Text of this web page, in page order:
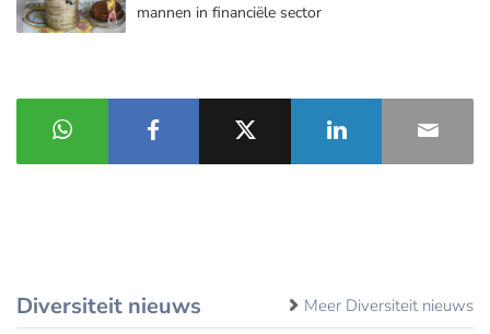
mannen in financiële sector
Diversiteit nieuws Meer Diversiteit nieuws